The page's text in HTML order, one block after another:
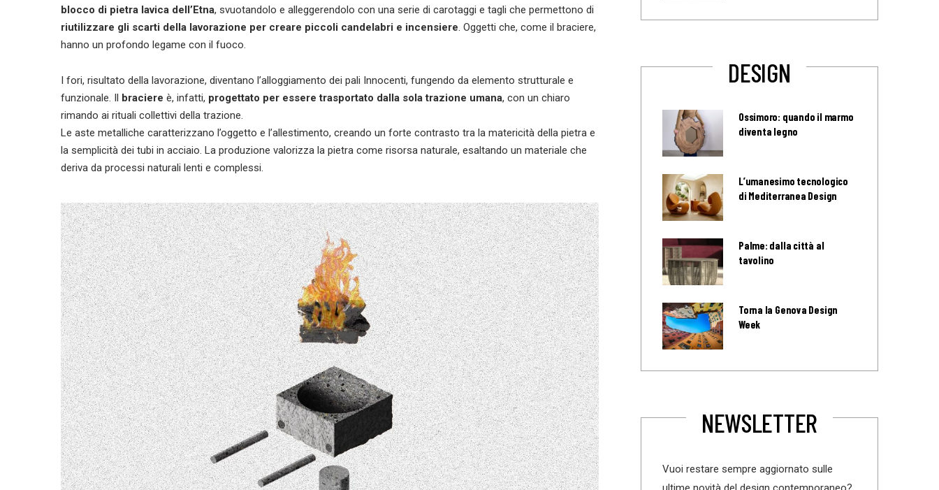
blocco di pietra lavica dell’Etna, svuotandolo e alleggerendolo con una serie di carotaggi e tagli che permettono di
riutilizzare gli scarti della lavorazione per creare piccoli candelabri e incensiere. Oggetti che, come il braciere,
hanno un profondo legame con il fuoco.
I fori, risultato della lavorazione, diventano l’alloggiamento dei pali Innocenti, fungendo da elemento strutturale e
funzionale. Il braciere è, infatti, progettato per essere trasportato dalla sola trazione umana, con un chiaro
rimando ai rituali collettivi della trazione.
Le aste metalliche caratterizzano l’oggetto e l’allestimento, creando un forte contrasto tra la matericità della pietra e
la semplicità dei tubi in acciaio. La produzione valorizza la pietra come risorsa naturale, esaltando un materiale che
deriva da processi naturali lenti e complessi.
DESIGN
Ossimoro: quando il marmo
diventa legno
L’umanesimo tecnologico
di Mediterranea Design
Palme: dalla città al
tavolino
Torna la Genova Design
Week
NEWSLETTER
Vuoi restare sempre aggiornato sulle